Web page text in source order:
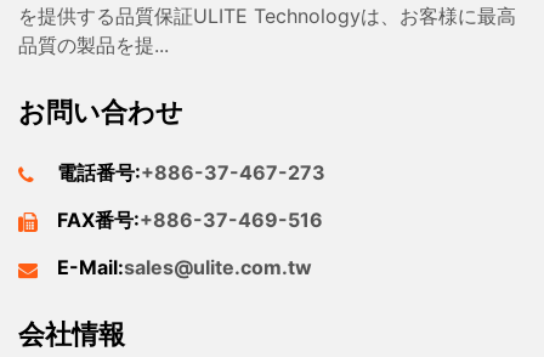
を提供する品質保証ULITE Technologyは、お客様に最高
品質の製品を提...
お問い合わせ
電話番号:+886-37-467-273
FAX番号:+886-37-469-516
E-Mail:sales@ulite.com.tw
会社情報